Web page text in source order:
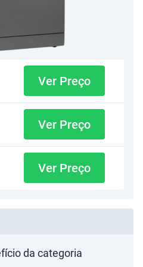
Ver Preço
Ver Preço
Ver Preço
da categoria